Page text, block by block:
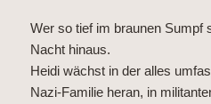
Wer so tief im braunen Sumpf
Nacht hinaus.
Heidi wächst in der alles
Nazi-Familie heran, in